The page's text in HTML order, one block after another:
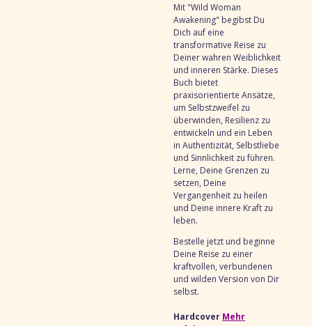
Mit "Wild Woman
Awakening" begibst Du
Dich auf eine
transformative Reise zu
Deiner wahren Weiblichkeit
und inneren Stärke. Dieses
Buch bietet
praxisorientierte Ansätze,
um Selbstzweifel zu
überwinden, Resilienz zu
entwickeln und ein Leben
in Authentizität, Selbstliebe
und Sinnlichkeit zu führen.
Lerne, Deine Grenzen zu
setzen, Deine
Vergangenheit zu heilen
und Deine innere Kraft zu
leben.
Bestelle jetzt und beginne
Deine Reise zu einer
kraftvollen, verbundenen
und wilden Version von Dir
selbst.
Hardcover Mehr